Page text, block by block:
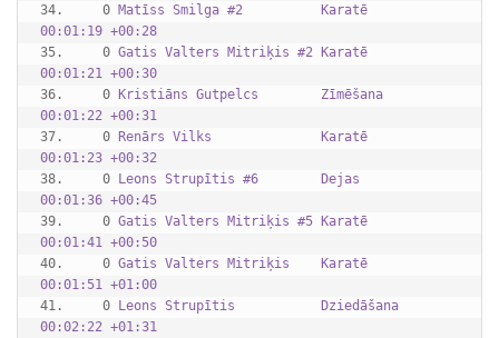
34.     0 Matīss Smilga #2          Karatē
00:01:19 +00:28
35.     0 Gatis Valters Mitriķis #2 Karatē
00:01:21 +00:30
36.     0 Kristiāns Gutpelcs        Zīmēšana
00:01:22 +00:31
37.     0 Renārs Vilks              Karatē
00:01:23 +00:32
38.     0 Leons Strupītis #6        Dejas
00:01:36 +00:45
39.     0 Gatis Valters Mitriķis #5 Karatē
00:01:41 +00:50
40.     0 Gatis Valters Mitriķis    Karatē
00:01:51 +01:00
41.     0 Leons Strupītis           Dziedāšana
00:02:22 +01:31